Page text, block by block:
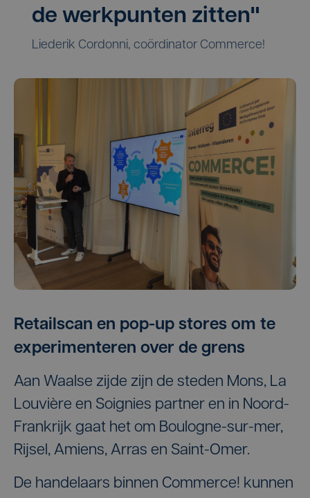
de werkpunten zitten"
Liederik Cordonni, coördinator Commerce!
Retailscan en pop-up stores om te
experimenteren over de grens
Aan Waalse zijde zijn de steden Mons, La
Louvière en Soignies partner en in Noord-
Frankrijk gaat het om Boulogne-sur-mer,
Rijsel, Amiens, Arras en Saint-Omer.
De handelaars binnen Commerce! kunnen